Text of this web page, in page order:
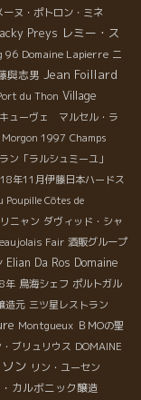
ーヌ・ポトロン・ミネ
Preys レミー・ス
96 Domaine Lapierre ニ
與志男 Jean Foillard
du Thon Village
キューヴェ マルセル・ラ
Morgon 1997 Champs
ン「ラルシュミーユ」
年11月伊藤日本ハードス
Poupille Côtes de
ニャン ダヴィッド・シャ
Fair 酒販グループ
Elian Da Ros Domaine
年 鳥海シェフ ポルトガル
造元 三ツ星レストラン
Montgueux ＢＭОの聖
ブリュリウス DOMAINE
ン リン・ユーセン
カルボニック醸造